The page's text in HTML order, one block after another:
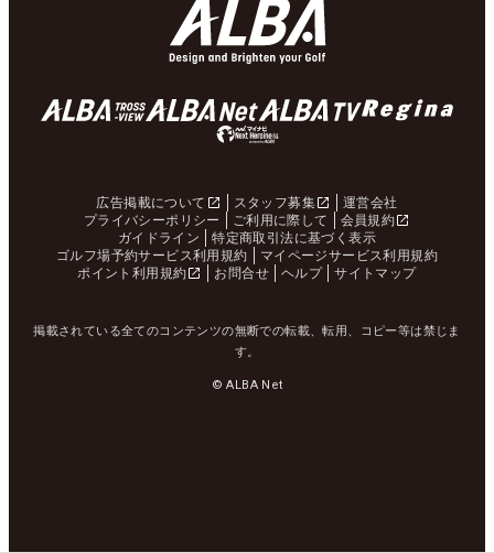
広告掲載について スタッフ募集
運営会社
プライバシーポリシー
ご利用に際して
会員規約
ガイドライン
特定商取引法に基づく表示
ゴルフ場予約サービス利用規約
マイページサービス利用規約
ポイント利用規約
お問合せ ヘルプ サイトマップ
掲載されている全てのコンテンツの無断での転載、転用、コピー等は禁じま
す。
© ALBA Net